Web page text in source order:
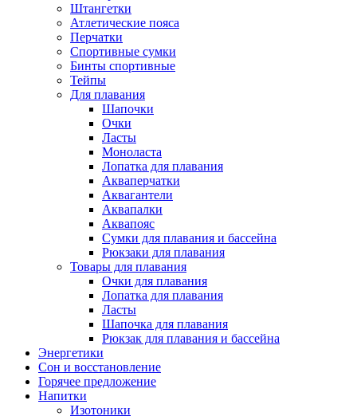
Штангетки
Атлетические пояса
Перчатки
Спортивные сумки
Бинты спортивные
Тейпы
Для плавания
Шапочки
Очки
Ласты
Моноласта
Лопатка для плавания
Акваперчатки
Аквагантели
Аквапалки
Аквапояс
Сумки для плавания и бассейна
Рюкзаки для плавания
Товары для плавания
Очки для плавания
Лопатка для плавания
Ласты
Шапочка для плавания
Рюкзак для плавания и бассейна
Энергетики
Сон и восстановление
Горячее предложение
Напитки
Изотоники